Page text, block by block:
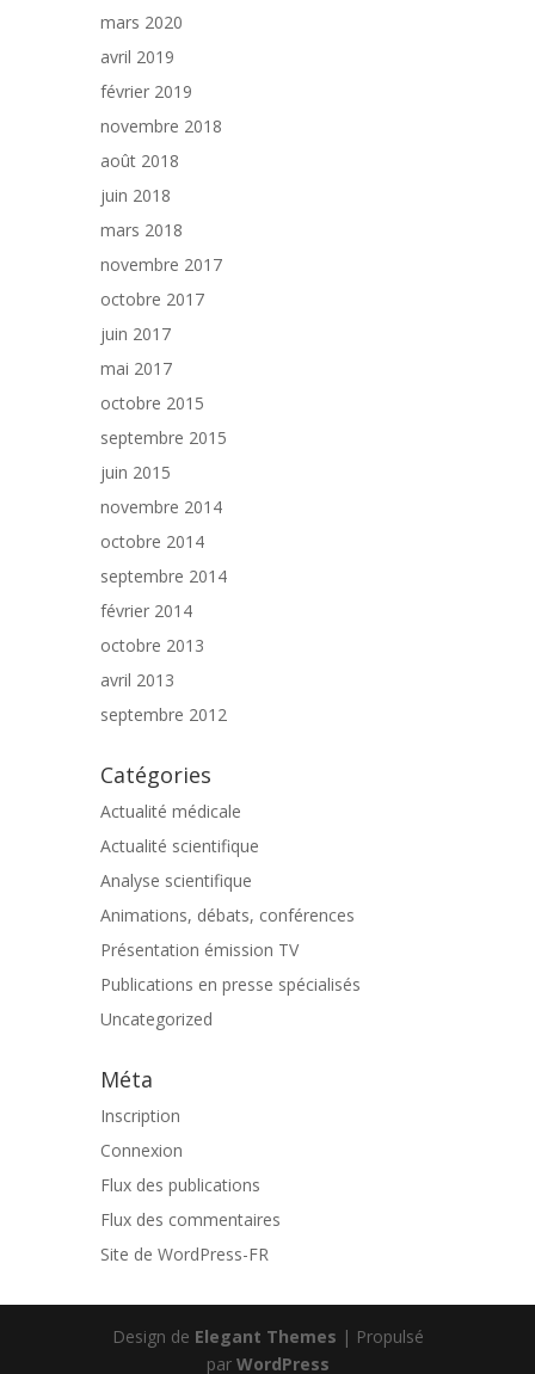
mars 2020
avril 2019
février 2019
novembre 2018
août 2018
juin 2018
mars 2018
novembre 2017
octobre 2017
juin 2017
mai 2017
octobre 2015
septembre 2015
juin 2015
novembre 2014
octobre 2014
septembre 2014
février 2014
octobre 2013
avril 2013
septembre 2012
Catégories
Actualité médicale
Actualité scientifique
Analyse scientifique
Animations, débats, conférences
Présentation émission TV
Publications en presse spécialisés
Uncategorized
Méta
Inscription
Connexion
Flux des publications
Flux des commentaires
Site de WordPress-FR
Design de Elegant Themes | Propulsé
par WordPress